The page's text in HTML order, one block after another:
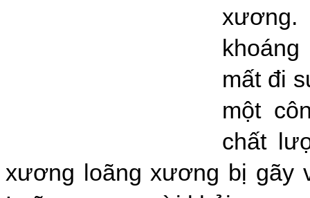
mất đi
một
chất
xương loãng xương bị gãy